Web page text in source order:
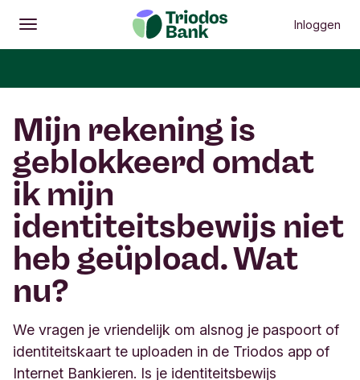
Openen
Hoofdmenu Inloggen
Mijn rekening is
geblokkeerd omdat
ik mijn
identiteitsbewijs niet
heb geüpload. Wat
nu?
We vragen je vriendelijk om alsnog je paspoort of
identiteitskaart te uploaden in de Triodos app of
Internet Bankieren. Is je identiteitsbewijs